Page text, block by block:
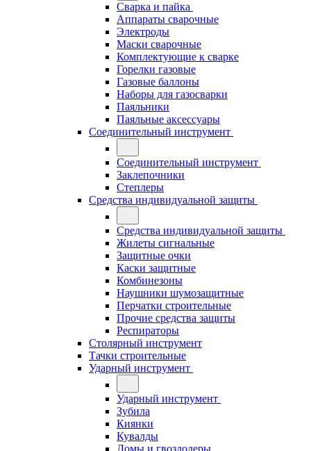
Сварка и пайка
Аппараты сварочные
Электроды
Маски сварочные
Комплектующие к сварке
Горелки газовые
Газовые баллоны
Наборы для газосварки
Паяльники
Паяльные аксессуары
Соединительный инструмент
Соединительный инструмент
Заклепочники
Степлеры
Средства индивидуальной защиты
Средства индивидуальной защиты
Жилеты сигнальные
Защитные очки
Каски защитные
Комбинезоны
Наушники шумозащитные
Перчатки строительные
Прочие средства защиты
Респираторы
Столярный инструмент
Тачки строительные
Ударный инструмент
Ударный инструмент
Зубила
Киянки
Кувалды
Ломы и гвоздодеры